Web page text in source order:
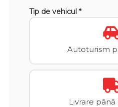
Tip de vehicul *
Autoturism
Livrare până